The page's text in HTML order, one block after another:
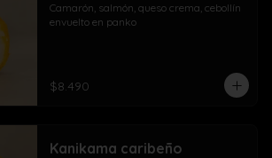
Camarón, salmón, queso crema, cebollín
envuelto en panko
$8.490
Kanikama caribeño